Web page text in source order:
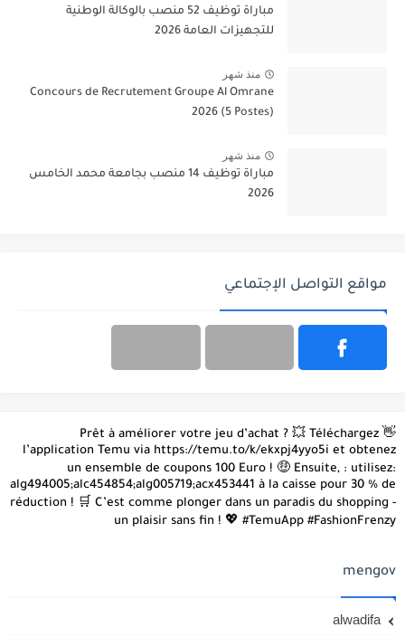
مباراة توظيف 52 منصب بالوكالة الوطنية
للتجهيزات العامة 2026
منذ شهر
Concours de Recrutement Groupe Al Omrane
2026 (5 Postes)
منذ شهر
مباراة توظيف 14 منصب بجامعة محمد الخامس
2026
مواقع التواصل الإجتماعي
👋 Prêt à améliorer votre jeu d’achat ? 💥 Téléchargez
l’application Temu via https://temu.to/k/ekxpj4yyo5i et obtenez
un ensemble de coupons 100 Euro ! 🤑 Ensuite, : utilisez:
alg494005;alc454854;alg005719;acx453441 à la caisse pour 30 % de
réduction ! 🛒 C’est comme plonger dans un paradis du shopping -
un plaisir sans fin ! 💖 #TemuApp #FashionFrenzy
mengov
alwadifa